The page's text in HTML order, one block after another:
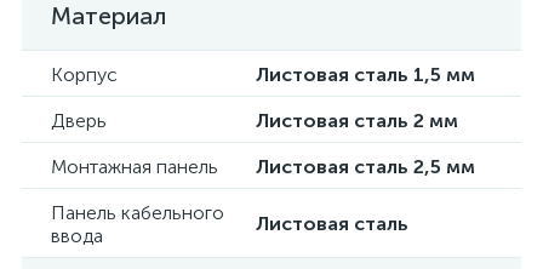
Материал
Корпус
Листовая сталь 1,5 мм
Дверь
Листовая сталь 2 мм
Монтажная панель
Листовая сталь 2,5 мм
Панель кабельного
ввода
Листовая сталь